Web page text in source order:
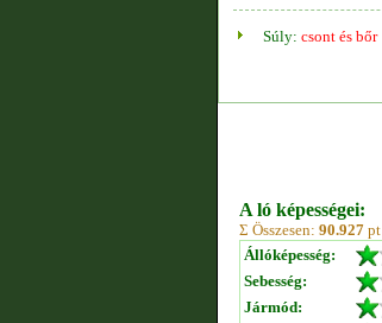
Súly: csont és bőr
A ló képességei:
Σ Összesen: 90.927 pt
Állóképesség:
Sebesség:
Jármód: